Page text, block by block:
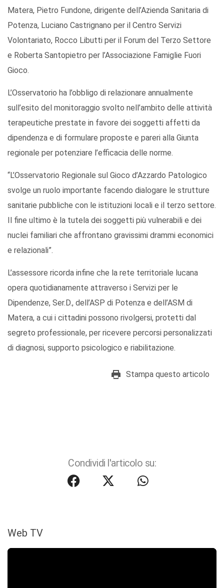
Matera, Pietro Fundone, dirigente dell’Azienda Sanitaria di
Potenza, Luciano Castrignano per il Centro Servizi
Volontariato, Rocco Libutti per il Forum del Terzo Settore
e Roberta Santopietro per l’Associazione Famiglie Fuori
Gioco.
L’Osservatorio ha l’obbligo di relazionare annualmente
sull’esito del monitoraggio svolto nell’ambito delle attività
terapeutiche prestate in favore dei soggetti affetti da
dipendenza e di formulare proposte e pareri alla Giunta
regionale per potenziare l’efficacia delle norme.
“L’Osservatorio Regionale sul Gioco d’Azzardo Patologico
svolge un ruolo importante facendo dialogare le strutture
sanitarie pubbliche con le istituzioni locali e il terzo settore.
Il fine ultimo è la tutela dei soggetti più vulnerabili e dei
nuclei familiari che affrontano gravissimi drammi economici
e relazionali”.
L’assessore ricorda infine che la rete territoriale lucana
opera quotidianamente attraverso i Servizi per le
Dipendenze, Ser.D., dell’ASP di Potenza e dell’ASM di
Matera, a cui i cittadini possono rivolgersi, protetti dal
segreto professionale, per ricevere percorsi personalizzati
di diagnosi, supporto psicologico e riabilitazione.
Stampa questo articolo
Condividi l'articolo su:
Web TV